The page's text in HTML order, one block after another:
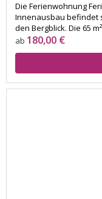
Die Ferienwohnung
Innenausbau befindet
den Bergblick. Die 65
ab 180,00 €